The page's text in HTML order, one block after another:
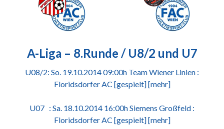
A-Liga – 8.Runde / U8/2 und U7
U08/2: So. 19.10.2014 09:00h Team Wiener Linien :
Floridsdorfer AC [gespielt][mehr]
U07 : Sa. 18.10.2014 16:00h Siemens Großfeld :
Floridsdorfer AC [gespielt][mehr]